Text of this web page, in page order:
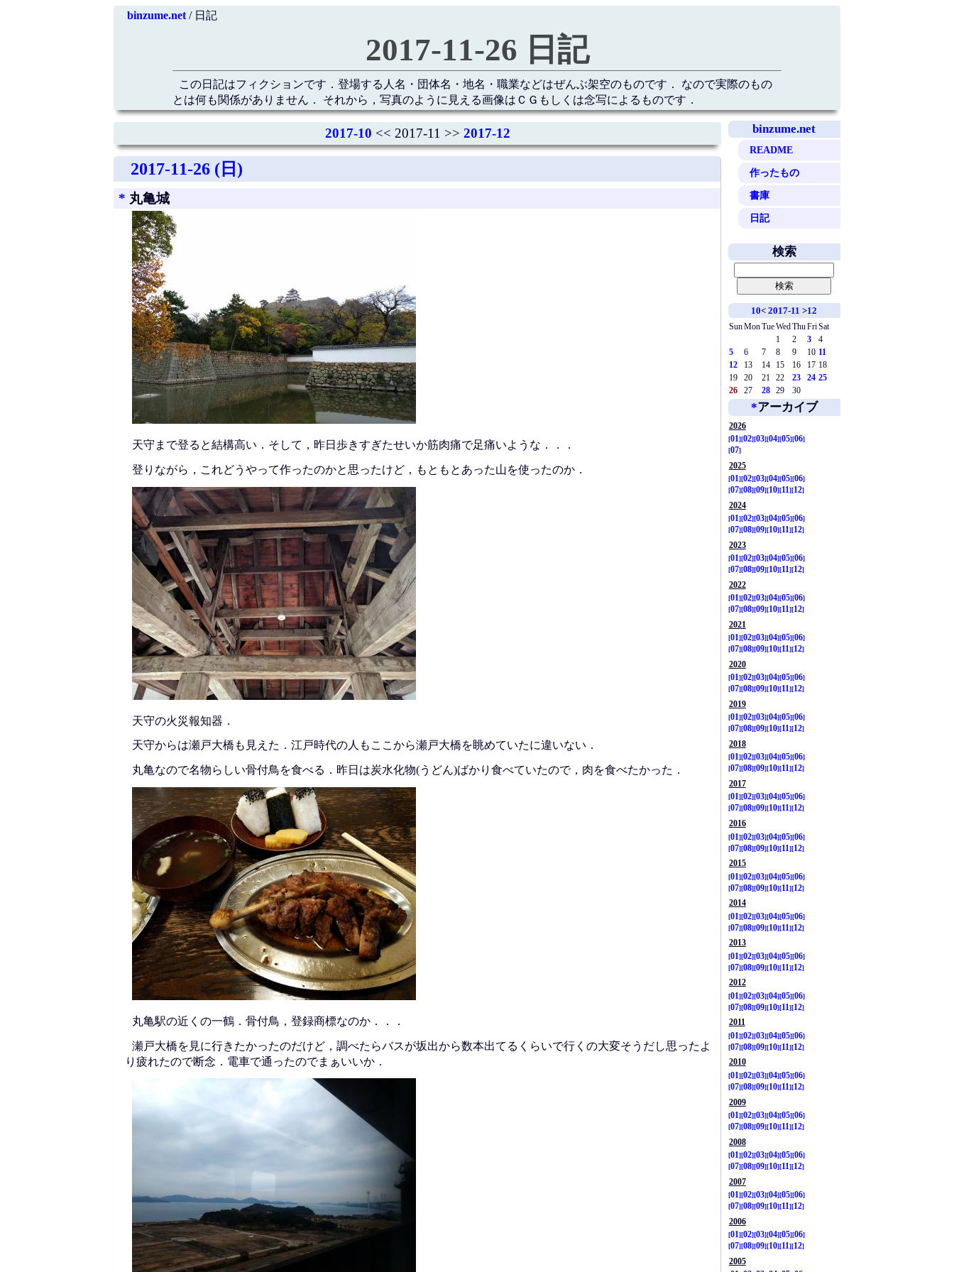
binzume.net/ 日記
2017-11-26 日記
この日記はフィクションです．登場する人名・団体名・地名・職業などはぜんぶ架空のものです． なので実際のもの
とは何も関係がありません． それから，写真のように見える画像はＣＧもしくは念写によるものです．
binzume.net
README
作ったもの
書庫
日記
2017-10 << 2017-11 >> 2017-12
2017-11-26 (日)
* 丸亀城
天守まで登ると結構高い．そして，昨日歩きすぎたせいか筋肉痛で足痛いような．．．
登りながら，これどうやって作ったのかと思ったけど，もともとあった山を使ったのか．
天守の火災報知器．
天守からは瀬戸大橋も見えた．江戸時代の人もここから瀬戸大橋を眺めていたに違いない．
丸亀なので名物らしい骨付鳥を食べる．昨日は炭水化物(うどん)ばかり食べていたので，肉を食べたかった．
丸亀駅の近くの一鶴．骨付鳥，登録商標なのか．．．
瀬戸大橋を見に行きたかったのだけど，調べたらバスが坂出から数本出てるくらいで行くの大変そうだし思ったよ
り疲れたので断念．電車で通ったのでまぁいいか．
検索
10<2017-11 >12
SunMonTueWed ThuFriSat
1
2 3
4
5
6 7 8 9 10 11
12
13 14 15 16 17 18
19
20 21 22 23 24 25
26
27 28 29 30
*アーカイブ
2026
01
02 03 04 05 06
07
2025
01
02 03 04 05 06
07 08 09 10 11
12
2024
01
02 03 04 05 06
07 08 09 10 11
12
2023
01
02 03 04 05 06
07 08 09 10 11
12
2022
01
02 03 04 05 06
07 08 09 10 11
12
2021
01
02 03 04 05 06
07 08 09 10 11
12
2020
01
02 03 04 05 06
07 08 09 10 11
12
2019
01
02 03 04 05 06
07 08 09 10 11
12
2018
01 02 03 04 05 06
07 08 09 10 11 12
2017
01 02 03 04 05 06
07 08 09 10 11 12
2016
01
02 03 04 05 06
07 08 09 10 11
12
2015
01
02 03 04 05 06
07 08 09 10 11
12
2014
01
02 03 04 05 06
07 08 09 10 11
12
2013
01
02 03 04 05 06
07 08 09 10 11
12
2012
01
02 03 04 05 06
07 08 09 10 11
12
2011
01
02 03 04 05 06
07 08 09 10 11
12
2010
01
02 03 04 05 06
07 08 09 10 11
12
2009
01
02 03 04 05 06
07 08 09 10 11
12
2008
01
02 03 04 05 06
07 08 09 10 11
12
2007
01
02 03 04 05 06
07 08 09 10 11
12
2006
01
02 03 04 05 06
07 08 09 10 11
12
2005